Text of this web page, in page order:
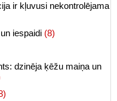
ir kļuvusi nekontrolējama
iespaidi (8)
dzinēja ķēžu maiņa un